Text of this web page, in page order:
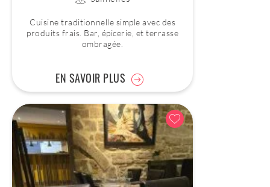
Cuisine traditionnelle simple avec des
produits frais. Bar, épicerie, et terrasse
ombragée.
EN SAVOIR PLUS